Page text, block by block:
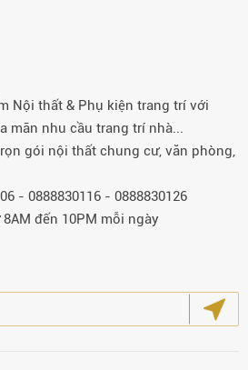
Nội thất & Phụ kiện trang trí với
mãn nhu cầu trang trí nhà...
gói nội thất chung cư, văn phòng,
- 0888830116 - 0888830126
đến 10PM mỗi ngày